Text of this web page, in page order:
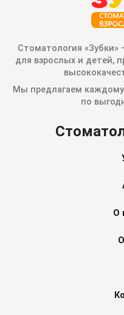
Стоматология «Зубки»
для взрослых и детей,
Мы предлагаем
по
О